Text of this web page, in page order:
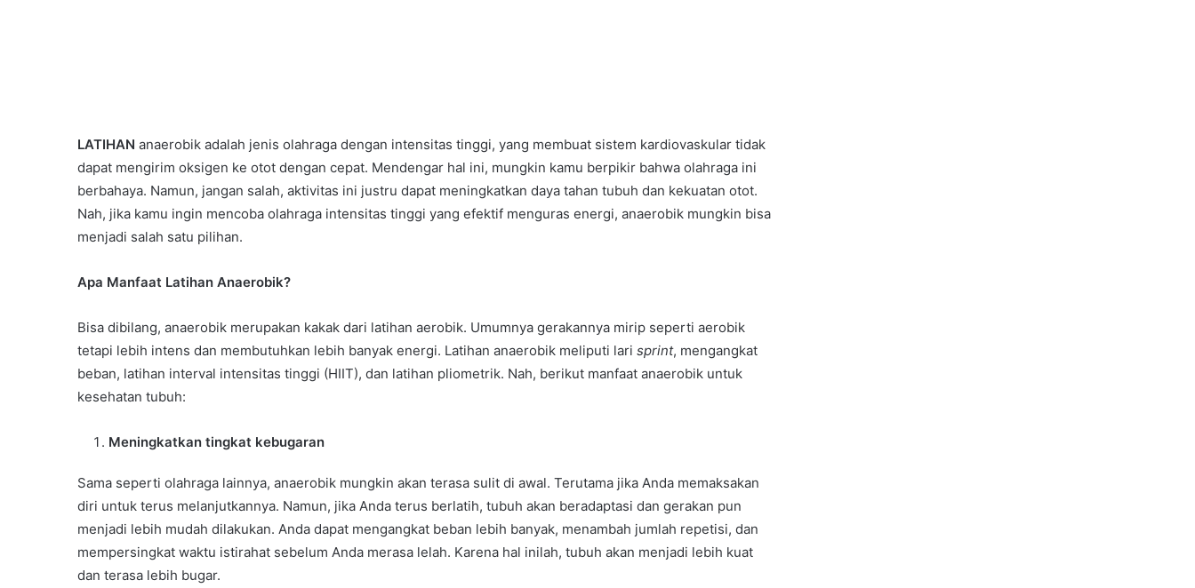
LATIHAN anaerobik adalah jenis olahraga dengan intensitas tinggi, yang membuat sistem kardiovaskular tidak
dapat mengirim oksigen ke otot dengan cepat. Mendengar hal ini, mungkin kamu berpikir bahwa olahraga ini
berbahaya. Namun, jangan salah, aktivitas ini justru dapat meningkatkan daya tahan tubuh dan kekuatan otot.
Nah, jika kamu ingin mencoba olahraga intensitas tinggi yang efektif menguras energi, anaerobik mungkin bisa
menjadi salah satu pilihan.
Apa Manfaat Latihan Anaerobik?
Bisa dibilang, anaerobik merupakan kakak dari latihan aerobik. Umumnya gerakannya mirip seperti aerobik
tetapi lebih intens dan membutuhkan lebih banyak energi. Latihan anaerobik meliputi lari sprint, mengangkat
beban, latihan interval intensitas tinggi (HIIT), dan latihan pliometrik. Nah, berikut manfaat anaerobik untuk
kesehatan tubuh:
Meningkatkan tingkat kebugaran
Sama seperti olahraga lainnya, anaerobik mungkin akan terasa sulit di awal. Terutama jika Anda memaksakan
diri untuk terus melanjutkannya. Namun, jika Anda terus berlatih, tubuh akan beradaptasi dan gerakan pun
menjadi lebih mudah dilakukan. Anda dapat mengangkat beban lebih banyak, menambah jumlah repetisi, dan
mempersingkat waktu istirahat sebelum Anda merasa lelah. Karena hal inilah, tubuh akan menjadi lebih kuat
dan terasa lebih bugar.